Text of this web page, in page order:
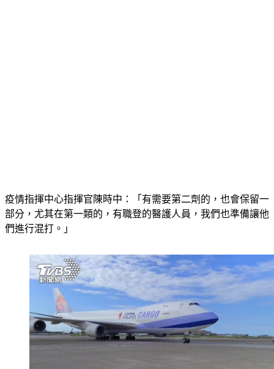
疫情指揮中心指揮官陳時中：「有需要第二劑的，也會保留一
部分，尤其在第一類的，有職登的醫護人員，我們也準備讓他
們進行混打。」